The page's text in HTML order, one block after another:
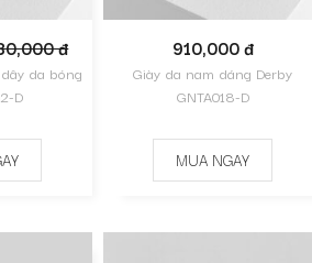
đ
da bóng
D
910,000 đ
Giày da nam dáng Derby
GNTA018-D
MUA NGAY